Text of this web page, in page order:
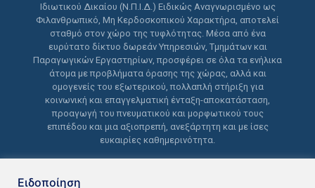
Ιδιωτικού Δικαίου (Ν.Π.Ι.Δ.) Ειδικώς Αναγνωρισμένο ως
Φιλανθρωπικό, Μη Κερδοσκοπικού Χαρακτήρα, αποτελεί
σταθμό στον χώρο της τυφλότητας. Μέσα από ένα
ευρύτατο δίκτυο δωρεάν Υπηρεσιών, Τμημάτων και
Παραγωγικών Εργαστηρίων, προσφέρει σε όλα τα ενήλικα
άτομα με προβλήματα όρασης της χώρας, αλλά και
ομογενείς του εξωτερικού, πολλαπλή στήριξη για
κοινωνική και επαγγελματική ένταξη-αποκατάσταση,
προαγωγή του πνευματικού και μορφωτικού τους
επιπέδου και μια αξιοπρεπή, ανεξάρτητη και με ίσες
ευκαιρίες καθημερινότητα.
Ειδοποίηση